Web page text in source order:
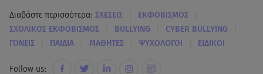
Διαβάστε περισσότερα: ΣΧΕΣΕΙΣ ΕΚΦΟΒΙΣΜΟΣ
ΣΧΟΛΙΚΟΣ ΕΚΦΟΒΙΣΜΟΣ BULLYING CYBER BULLYING
ΓΟΝΕΙΣ ΠΑΙΔΙΑ ΜΑΘΗΤΕΣ ΨΥΧΟΛΟΓΟΙ ΕΙΔΙΚΟΙ
Follow us: